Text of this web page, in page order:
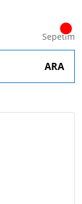
ARA
Sepetim